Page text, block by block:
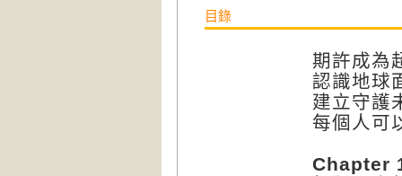
目錄
期許成為
認識地球
建立守護
每個人可